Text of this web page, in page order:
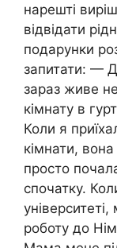
нарешті
відвідати
подарунки
запитати: —
зараз живе
кімнату в
Коли я
кімнати,
просто
спочатку.
роботу до